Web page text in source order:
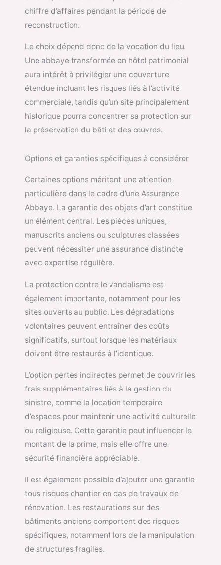
chiffre d’affaires pendant la période de
reconstruction.
Le choix dépend donc de la vocation du lieu.
Une abbaye transformée en hôtel patrimonial
aura intérêt à privilégier une couverture
étendue incluant les risques liés à l’activité
commerciale, tandis qu’un site principalement
historique pourra concentrer sa protection sur
la préservation du bâti et des œuvres.
Options et garanties spécifiques à considérer
Certaines options méritent une attention
particulière dans le cadre d’une Assurance
Abbaye. La garantie des objets d’art constitue
un élément central. Les pièces uniques,
manuscrits anciens ou sculptures classées
peuvent nécessiter une assurance distincte
avec expertise régulière.
La protection contre le vandalisme est
également importante, notamment pour les
sites ouverts au public. Les dégradations
volontaires peuvent entraîner des coûts
significatifs, surtout lorsque les matériaux
doivent être restaurés à l’identique.
L’option pertes indirectes permet de couvrir les
frais supplémentaires liés à la gestion du
sinistre, comme la location temporaire
d’espaces pour maintenir une activité culturelle
ou religieuse. Cette garantie peut influencer le
montant de la prime, mais elle offre une
sécurité financière appréciable.
Il est également possible d’ajouter une garantie
tous risques chantier en cas de travaux de
rénovation. Les restaurations sur des
bâtiments anciens comportent des risques
spécifiques, notamment lors de la manipulation
de structures fragiles.